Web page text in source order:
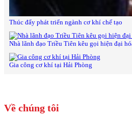
Thúc đẩy phát triển ngành cơ khí chế tạo
Nhà lãnh đạo Triều Tiên kêu gọi hiện đại
Gia công cơ khí tại Hải Phòng
Về chúng tôi